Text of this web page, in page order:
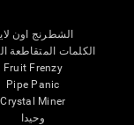
الشطرنج اون
الكلمات المتقاطعة
Fruit Frenzy
Pipe Panic
Crystal Miner
وحيدا